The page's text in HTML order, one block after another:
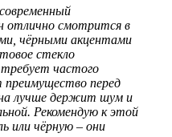
отлично смотрится в
чёрными акцентами
стекло
частого
перед
лучше держит шум и
Рекомендую к этой
или чёрную – они